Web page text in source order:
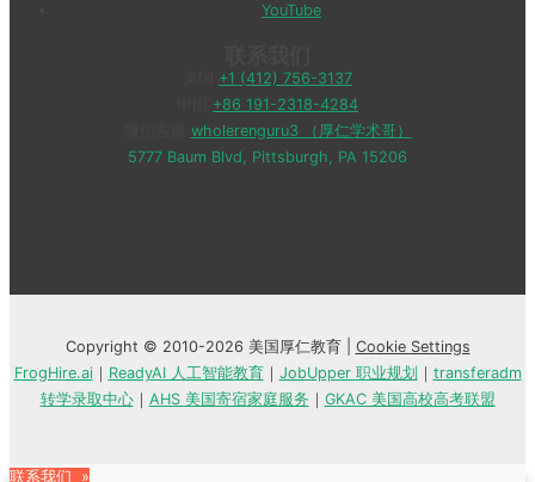
YouTube
+1 (412) 756-3137
+86 191-2318-4284
wholerenguru3 （厚仁学术哥）
5777 Baum Blvd, Pittsburgh, PA 15206
Copyright © 2010-2026 美国厚仁教育 | Cookie Settings
FrogHire.ai｜ ReadyAI 人工智能教育｜ JobUpper 职业规划 ｜ transferadm
转学录取中心｜ AHS 美国寄宿家庭服务 ｜ GKAC 美国高校高考联盟
联系我们 »